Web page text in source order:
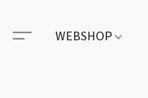
WEBSHOP